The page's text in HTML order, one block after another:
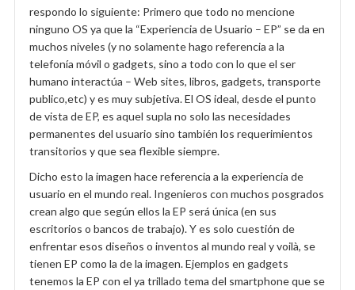
respondo lo siguiente: Primero que todo no mencione
ninguno OS ya que la “Experiencia de Usuario – EP” se da en
muchos niveles (y no solamente hago referencia a la
telefonía móvil o gadgets, sino a todo con lo que el ser
humano interactúa – Web sites, libros, gadgets, transporte
publico,etc) y es muy subjetiva. El OS ideal, desde el punto
de vista de EP, es aquel supla no solo las necesidades
permanentes del usuario sino también los requerimientos
transitorios y que sea flexible siempre.
Dicho esto la imagen hace referencia a la experiencia de
usuario en el mundo real. Ingenieros con muchos posgrados
crean algo que según ellos la EP será única (en sus
escritorios o bancos de trabajo). Y es solo cuestión de
enfrentar esos diseños o inventos al mundo real y voilà, se
tienen EP como la de la imagen. Ejemplos en gadgets
tenemos la EP con el ya trillado tema del smartphone que se